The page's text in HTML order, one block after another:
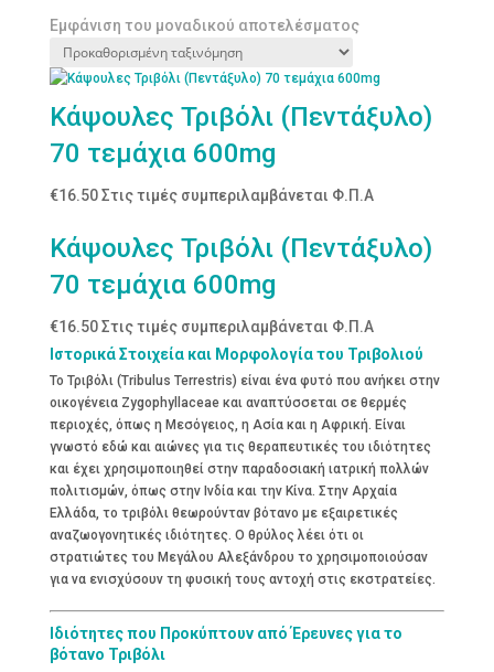
Εμφάνιση του μοναδικού αποτελέσματος
Κάψουλες Τριβόλι (Πεντάξυλο)
70 τεμάχια 600mg
€16.50 Στις τιμές συμπεριλαμβάνεται Φ.Π.Α
Κάψουλες Τριβόλι (Πεντάξυλο)
70 τεμάχια 600mg
€16.50 Στις τιμές συμπεριλαμβάνεται Φ.Π.Α
Ιστορικά Στοιχεία και Μορφολογία του Τριβολιού
Το Τριβόλι (Tribulus Terrestris) είναι ένα φυτό που ανήκει στην
οικογένεια Zygophyllaceae και αναπτύσσεται σε θερμές
περιοχές, όπως η Μεσόγειος, η Ασία και η Αφρική. Είναι
γνωστό εδώ και αιώνες για τις θεραπευτικές του ιδιότητες
και έχει χρησιμοποιηθεί στην παραδοσιακή ιατρική πολλών
πολιτισμών, όπως στην Ινδία και την Κίνα. Στην Αρχαία
Ελλάδα, το τριβόλι θεωρούνταν βότανο με εξαιρετικές
αναζωογονητικές ιδιότητες. Ο θρύλος λέει ότι οι
στρατιώτες του Μεγάλου Αλεξάνδρου το χρησιμοποιούσαν
για να ενισχύσουν τη φυσική τους αντοχή στις εκστρατείες.
Ιδιότητες που Προκύπτουν από Έρευνες για το
βότανο Τριβόλι